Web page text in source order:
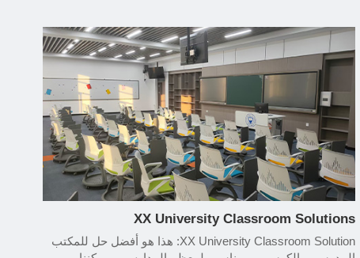
XX University Classroom Solutions
XX University Classroom Solution: هذا هو أفضل حل للمكتب